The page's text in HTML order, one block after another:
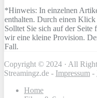
*Hinweis: In einzelnen
enthalten. Durch einen
Solltet Sie sich auf der Seite
wir eine kleine Provision.
Fall.
Copyright © 2024 · All
Streamingz.de - Impressum -
Home